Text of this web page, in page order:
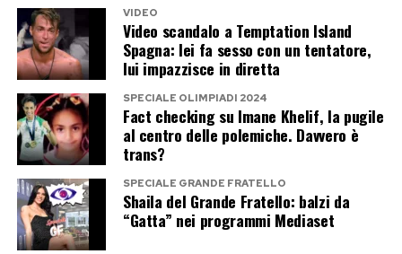
peso del pubblico e degli opinionisti.
Il ritorno in studio è già scritto?
Le nuove registrazioni diUomini e Donne
previste per la fine di agosto, mentre il
programma dovrebbe tornare in onda a metà
settembre su Canale 5.
Se la frequentazione verrà confermata, è
VIDEO
Video scandalo a Temptation Island
Spagna: lei fa sesso con un tentatore,
lui impazzisce in diretta
SPECIALE OLIMPIADI 2024
Fact checking su Imane Khelif, la pugile
al centro delle polemiche. Davvero è
trans?
SPECIALE GRANDE FRATELLO
Shaila del Grande Fratello: balzi da
“Gatta” nei programmi Mediaset